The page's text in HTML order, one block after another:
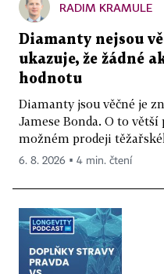
RADIM KRAMULE
Diamanty nejsou
ukazuje, že žádné
hodnotu
Diamanty jsou věčné je
Jamese Bonda. O to
možném prodeji
6. 8. 2026 ▪ 4 min. čtení